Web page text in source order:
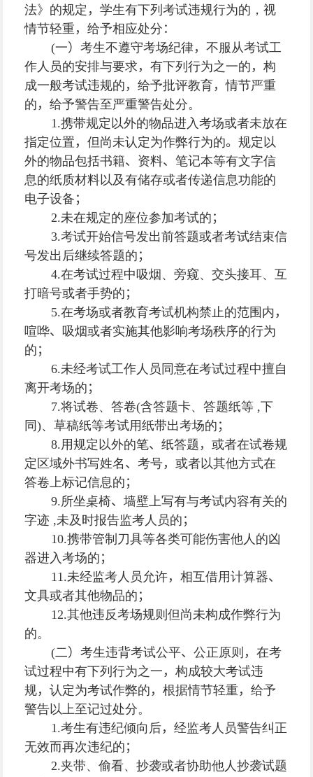
法》的规定 ，学生有下列考试违规行为的，视
情节轻重 ，给予相应处分 ：
(一） 考生不遵守考场纪律， 不服从考试工
作人员的安排与要求，有下列行为之一的 ，构
成一般考试违规的 ，给予批评教育 ，情节严重
的 ，给予警告至严重警告处分。
1.携带规定以外的物品进入考场或者未放在
指定位置 ，但尚未认定为作弊行为的。规定以
外的物品包括书籍、 资料、笔记本等有文字信
息的纸质材料以及有储存或者传递信息功能的
电子设备 ；
2.未在规定的座位参加考试的 ；
3.考试开始信号发出前答题或者考试结束信
号发出后继续答题的 ；
4.在考试过程中吸烟、旁窥、交头接耳、互
打暗号或者手势的 ；
5.在考场或者教育考试机构禁止的范围内 ，
喧哗、吸烟或者实施其他影响考场秩序的行为
的 ；
6.未经考试工作人员同意在考试过程中擅自
离开考场的 ；
7.将试卷、答卷(含答题卡、答题纸等 ,下
同)、草稿纸等考试用纸带出考场的 ；
8.用规定以外的笔、 纸答题 ， 或者在试卷规
定区域外书写姓名 、考号，或者以其他方式在
答卷上标记信息的 ；
9.所坐桌椅、 墙壁上写有与考试内容有关的
字迹 ,未及时报告监考人员的 ；
10.携带管制刀具等各类可能伤害他人的凶
器进入考场的 ；
11.未经监考人员允许， 相互借用计算器、
文具或者其他物品的 ；
12.其他违反考场规则但尚未构成作弊行为
的。
(二） 考生违背考试公平、 公正原则 ， 在考
试过程中有下列行为之一 ，构成较大考试违
规，认定为考试作弊的 ，根据情节轻重 ，给予
警告以上至记过处分。
1.考生有违纪倾向后， 经监考人员警告纠正
无效而再次违纪的 ；
2.夹带、偷看、抄袭或者协助他人抄袭试题